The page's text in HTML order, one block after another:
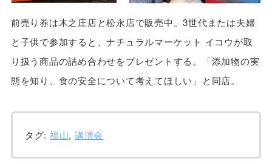
前売り券は木之庄店と松永店で販売中。3世代または夫婦
と子供で参加すると、ナチュラルマーケット イコウが取
り扱う商品の詰め合わせをプレゼントする。「添加物の実
態を知り、食の安全について考えてほしい」と同店。
タグ: 福山, 講演会